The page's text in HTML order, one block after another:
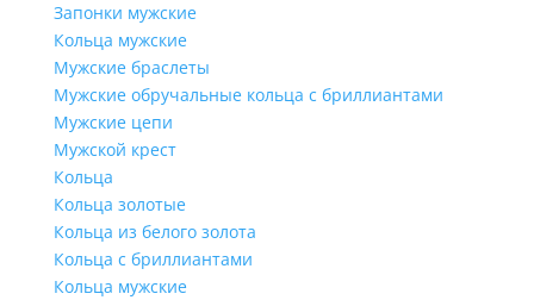
Запонки мужские
Кольца мужские
Мужские браслеты
Мужские обручальные кольца с бриллиантами
Мужские цепи
Мужской крест
Кольца
Кольца золотые
Кольца из белого золота
Кольца с бриллиантами
Кольца мужские